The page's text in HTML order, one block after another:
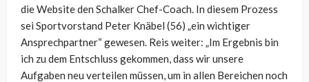
die Website den Schalker Chef-Coach. In diesem Prozess
sei Sportvorstand Peter Knäbel (56) „ein wichtiger
Ansprechpartner“ gewesen. Reis weiter: „Im Ergebnis bin
ich zu dem Entschluss gekommen, dass wir unsere
Aufgaben neu verteilen müssen, um in allen Bereichen noch